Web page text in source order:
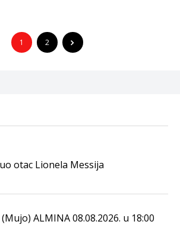
1 2
otac Lionela Messija
(Mujo) ALMINA 08.08.2026. u 18:00